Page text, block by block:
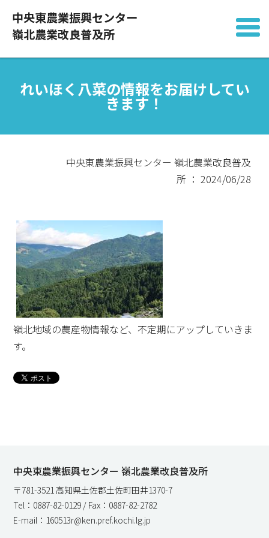
中央東農業振興センター
嶺北農業改良普及所
れいほく八菜の情報をお届けしてい
きます！
中央東農業振興センター 嶺北農業改良普及
所 ： 2024/06/28
嶺北地域の農産物情報など、不定期にアップしていきま
す。
中央東農業振興センター 嶺北農業改良普及所
〒781-3521 高知県土佐郡土佐町田井1370-7
Tel：0887-82-0129 / Fax：0887-82-2782
E-mail：160513r@ken.pref.kochi.lg.jp